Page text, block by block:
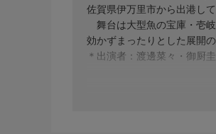
佐賀県伊万里市から出港し
舞台は大型魚の宝庫・壱
効かずまったりとした展開
＊出演者：渡邊菜々・御厨